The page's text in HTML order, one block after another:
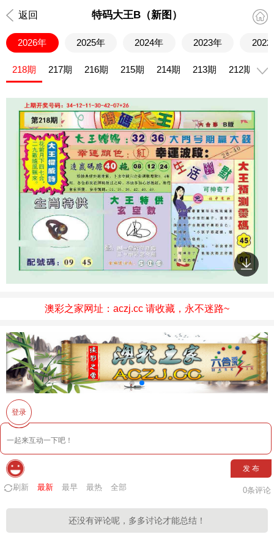
返回 特码大王B（新图）
2026年 2025年 2024年 2023年 2022
218期 217期 216期 215期 214期 213期 212期
澳彩之家网址：aczj.cc 请收藏，永不迷路~
登录
发 布
刷新 最新 最早 最热 全部 0条评论
还没有评论呢，多多讨论才能总结！